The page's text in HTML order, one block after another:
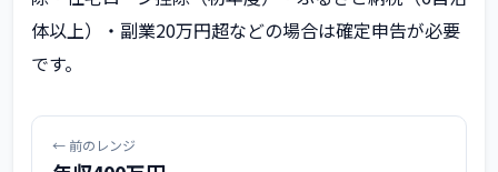
体以上）・副業20万円超などの場合は確定申告が必要
です。
← 前のレンジ